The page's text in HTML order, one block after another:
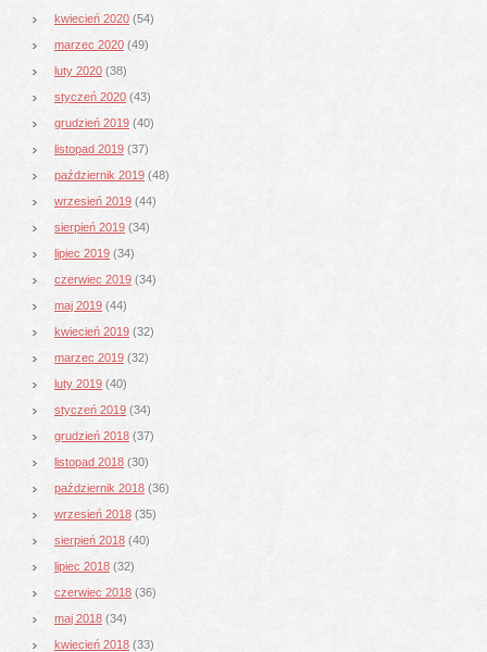
kwiecień 2020 (54)
marzec 2020 (49)
luty 2020 (38)
styczeń 2020 (43)
grudzień 2019 (40)
listopad 2019 (37)
październik 2019 (48)
wrzesień 2019 (44)
sierpień 2019 (34)
lipiec 2019 (34)
czerwiec 2019 (34)
maj 2019 (44)
kwiecień 2019 (32)
marzec 2019 (32)
luty 2019 (40)
styczeń 2019 (34)
grudzień 2018 (37)
listopad 2018 (30)
październik 2018 (36)
wrzesień 2018 (35)
sierpień 2018 (40)
lipiec 2018 (32)
czerwiec 2018 (36)
maj 2018 (34)
kwiecień 2018 (33)